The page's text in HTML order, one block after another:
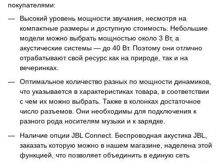
покупателями:
Высокий уровень мощности звучания, несмотря на
компактные размеры и доступную стоимость. Небольшие
модели можно выбрать мощностью около 3 Вт, а
акустические системы — до 40 Вт. Поэтому они отлично
отрабатывают свой ресурс как на природе, так и на
вечеринках.
Оптимальное количество разных по мощности динамиков,
что указывается в характеристиках товара, в соответствии
с чем их можно выбрать. Также в колонках достаточное
число разъемов. Они необходимы для подключения к
разного рода носителям музыки и к зарядке.
Наличие опции JBL Connect. Беспроводная акустика JBL,
заказать которую можно в нашем магазине, наделена этой
функцией, что позволяет объединить в единую сеть